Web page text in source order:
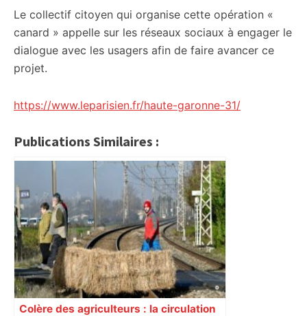
Le collectif citoyen qui organise cette opération «
canard » appelle sur les réseaux sociaux à engager le
dialogue avec les usagers afin de faire avancer ce
projet.
https://www.leparisien.fr/haute-garonne-31/
Publications Similaires :
Colère des agriculteurs : la circulation